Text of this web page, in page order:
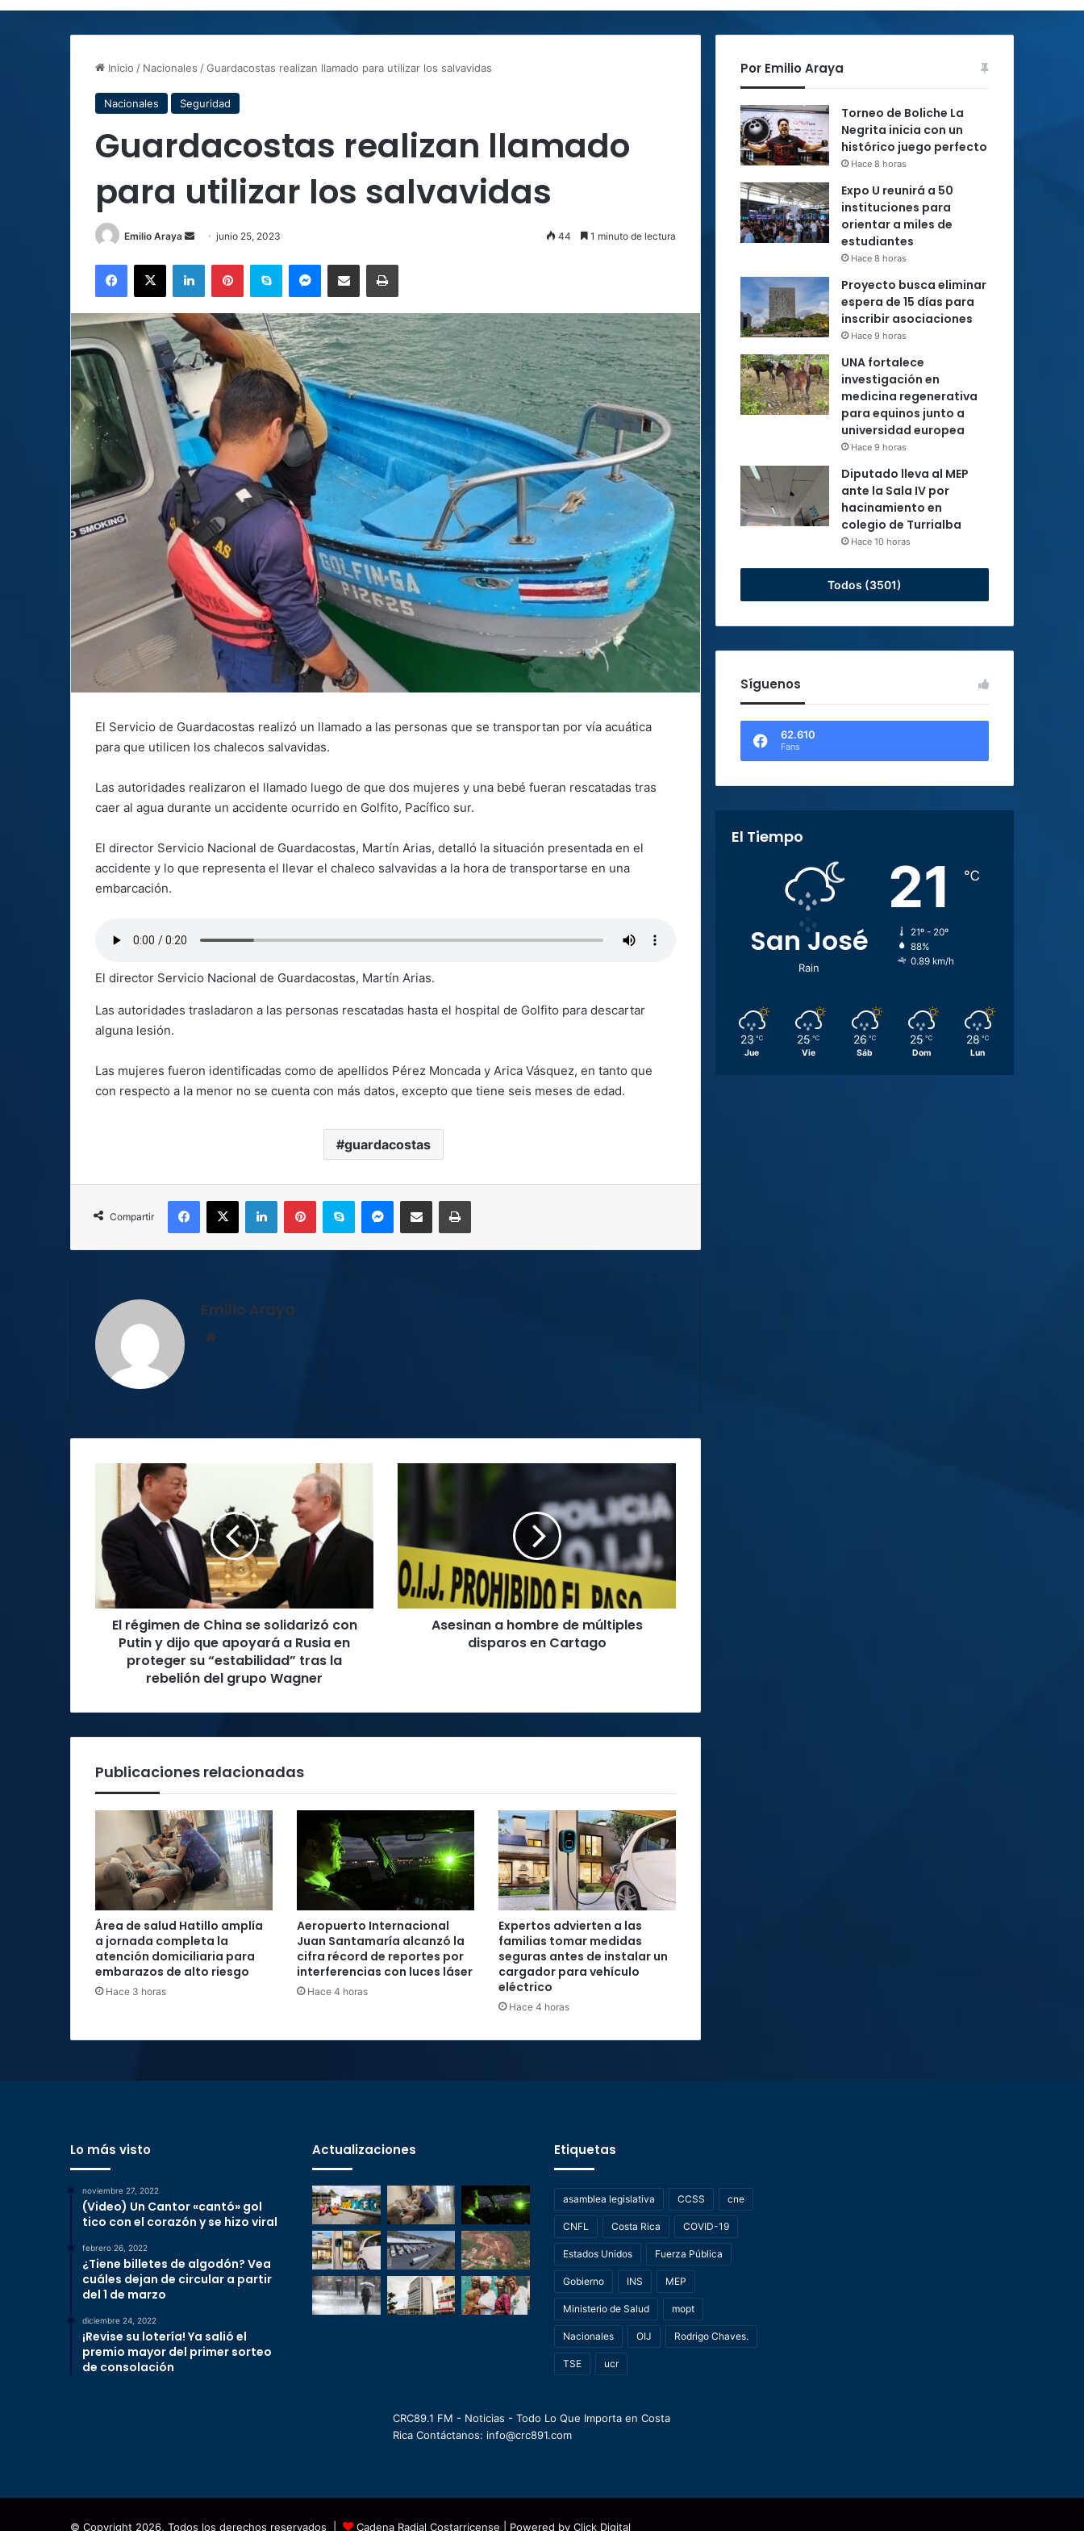
Inicio / Nacionales /Guardacostas realizan llamado para utilizar los salvavidas
Nacionales Seguridad
Guardacostas realizan llamado
para utilizar los salvavidas
Emilio Araya
Sendjunio 25, 2023 44 1 minuto de lectura
Facebook
X LinkedInPinterestSkype MessengerCompartir por correo electrónicoImprimir
El Servicio de Guardacostas realizó un llamado a las personas que se transportan por vía acuática
para que utilicen los chalecos salvavidas.
Las autoridades realizaron el llamado luego de que dos mujeres y una bebé fueran rescatadas tras
caer al agua durante un accidente ocurrido en Golfito, Pacífico sur.
El director Servicio Nacional de Guardacostas, Martín Arias, detalló la situación presentada en el
accidente y lo que representa el llevar el chaleco salvavidas a la hora de transportarse en una
embarcación.
El director Servicio Nacional de Guardacostas, Martín Arias.
Las autoridades trasladaron a las personas rescatadas hasta el hospital de Golfito para descartar
alguna lesión.
Las mujeres fueron identificadas como de apellidos Pérez Moncada y Arica Vásquez, en tanto que
con respecto a la menor no se cuenta con más datos, excepto que tiene seis meses de edad.
guardacostas
Compartir
Facebook
X LinkedInPinterestSkype MessengerCompartir por correo electrónicoImprimir
Emilio Araya
China
se
solidarizó
con
Putin
y
apoyará
su
tras
la
rebelión
grupo
Wagner
El régimen de China se solidarizó con
Putin y dijo que apoyará a Rusia en
proteger su “estabilidad” tras la
rebelión del grupo Wagner
múltiples
disparos
en
Cartago
Asesinan a hombre de múltiples
disparos en Cartago
Publicaciones relacionadas
Área de salud Hatillo amplía
a jornada completa la
atención domiciliaria para
embarazos de alto riesgo
Hace 3 horas
Aeropuerto Internacional
Juan Santamaría alcanzó la
cifra récord de reportes por
interferencias con luces láser
Hace 4 horas
Expertos advierten a las
familias tomar medidas
seguras antes de instalar un
cargador para vehículo
eléctrico
Hace 4 horas
Por Emilio Araya
Torneo de Boliche La
Negrita inicia con un
histórico juego perfecto
Hace 8 horas
Expo U reunirá a 50
instituciones para
orientar a miles de
estudiantes
Hace 8 horas
Proyecto busca eliminar
espera de 15 días para
inscribir asociaciones
Hace 9 horas
UNA fortalece
investigación en
medicina regenerativa
para equinos junto a
universidad europea
Hace 9 horas
Diputado lleva al MEP
ante la Sala IV por
hacinamiento en
colegio de Turrialba
Hace 10 horas
Todos (3501)
Síguenos
62.610
Fans
El Tiempo
San José
Rain
21 ℃
21º - 20º
88%
0.89 km/h
23 ℃
Jue
25 ℃
Vie
26 ℃
Sáb
25 ℃
Dom
28 ℃
Lun
Lo más visto
noviembre 27, 2022
(Video) Un Cantor «cantó» gol
tico con el corazón y se hizo viral
febrero 26, 2022
¿Tiene billetes de algodón? Vea
cuáles dejan de circular a partir
del 1 de marzo
diciembre 24, 2022
¡Revise su lotería! Ya salió el
premio mayor del primer sorteo
de consolación
Actualizaciones Etiquetas
asamblea legislativa CCSS cne
CNFL Costa Rica COVID-19
Estados Unidos Fuerza Pública
Gobierno INS MEP
Ministerio de Salud mopt
Nacionales OIJ Rodrigo Chaves.
TSE ucr
CRC89.1 FM - Noticias - Todo Lo Que Importa en Costa
Rica Contáctanos: info@crc891.com
© Copyright 2026, Todos los derechos reservados | Cadena Radial Costarricense | Powered by Click Digital